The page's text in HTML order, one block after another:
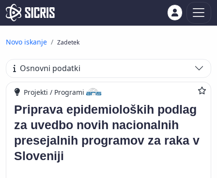
Novo iskanje Zadetek
Osnovni podatki
Projekti / Programi
Priprava epidemioloških podlag
za uvedbo novih nacionalnih
presejalnih programov za raka v
Sloveniji